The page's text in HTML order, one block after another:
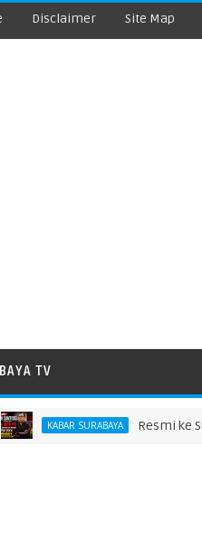
Disclaimer Site Map
TV
SURABAYA Resmi ke Surabaya!